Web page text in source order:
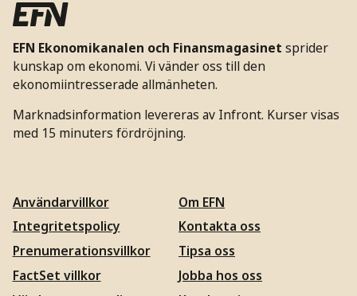
EFN Ekonomikanalen och Finansmagasinet sprider
kunskap om ekonomi. Vi vänder oss till den
ekonomiintresserade allmänheten.
Marknadsinformation levereras av Infront. Kurser visas
med 15 minuters fördröjning.
Användarvillkor
Integritetspolicy
Prenumerationsvillkor
FactSet villkor
Om EFN
Kontakta oss
Tipsa oss
Jobba hos oss